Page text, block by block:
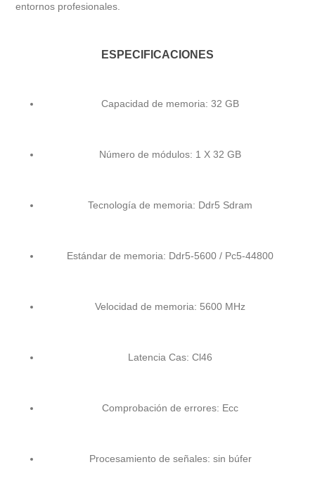
entornos profesionales.
ESPECIFICACIONES
Capacidad de memoria: 32 GB
Número de módulos: 1 X 32 GB
Tecnología de memoria: Ddr5 Sdram
Estándar de memoria: Ddr5-5600 / Pc5-44800
Velocidad de memoria: 5600 MHz
Latencia Cas: Cl46
Comprobación de errores: Ecc
Procesamiento de señales: sin búfer